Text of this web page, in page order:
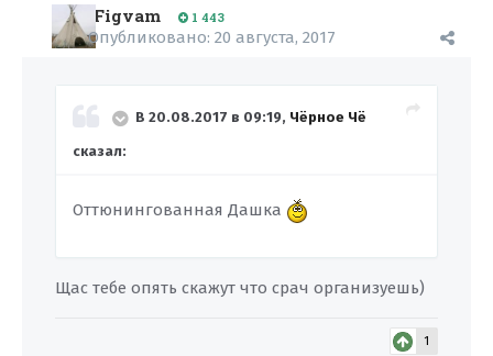
Figvam 1 443
Опубликовано: 20 августа, 2017
В 20.08.2017 в 09:19, Чёрное Чё
сказал:
Оттюнингованная Дашка
Щас тебе опять скажут что срач организуешь)
1